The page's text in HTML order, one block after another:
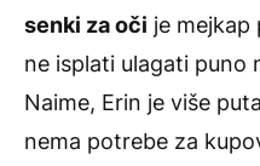
senki za oči je mejkap
ne isplati ulagati puno
Naime, Erin je više
nema potrebe za